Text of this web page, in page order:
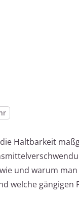
Haltbarkeit
und warum
welche gängigen